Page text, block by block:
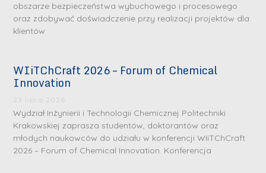
obszarze bezpieczeństwa wybuchowego i procesowego
oraz zdobywać doświadczenie przy realizacji projektów dla
klientów
WIiTChCraft 2026 – Forum of Chemical
Innovation
23 lipca 2026
Wydział Inżynierii i Technologii Chemicznej Politechniki
Krakowskiej zaprasza studentów, doktorantów oraz
młodych naukowców do udziału w konferencji WIiTChCraft
2026 – Forum of Chemical Innovation. Konferencja